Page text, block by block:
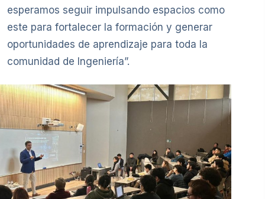
esperamos seguir impulsando espacios como
este para fortalecer la formación y generar
oportunidades de aprendizaje para toda la
comunidad de Ingeniería”.